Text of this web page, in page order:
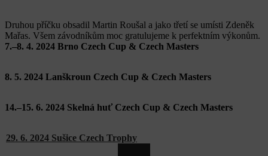
Druhou příčku obsadil Martin Roušal a jako třetí se umísti Zdeněk
Mařas. Všem závodníkům moc gratulujeme k perfektním výkonům.
7.–8. 4. 2024 Brno Czech Cup & Czech Masters
8. 5. 2024 Lanškroun Czech Cup & Czech Masters
14.–15. 6. 2024 Skelná huť Czech Cup & Czech Masters
29. 6. 2024 Sušice Czech Trophy